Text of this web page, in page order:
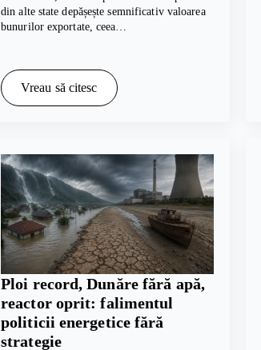
din alte state depășește semnificativ valoarea
bunurilor exportate, ceea…
Vreau să citesc
Ploi record, Dunăre fără apă,
reactor oprit: falimentul
politicii energetice fără
strategie